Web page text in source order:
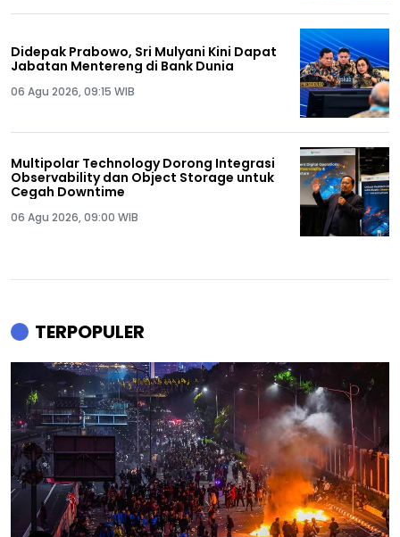
Didepak Prabowo, Sri Mulyani Kini Dapat
Jabatan Mentereng di Bank Dunia
06 Agu 2026, 09:15 WIB
Multipolar Technology Dorong Integrasi
Observability dan Object Storage untuk
Cegah Downtime
06 Agu 2026, 09:00 WIB
TERPOPULER